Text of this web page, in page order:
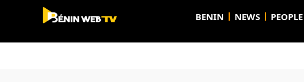
BENIN NEWS PEOPLE